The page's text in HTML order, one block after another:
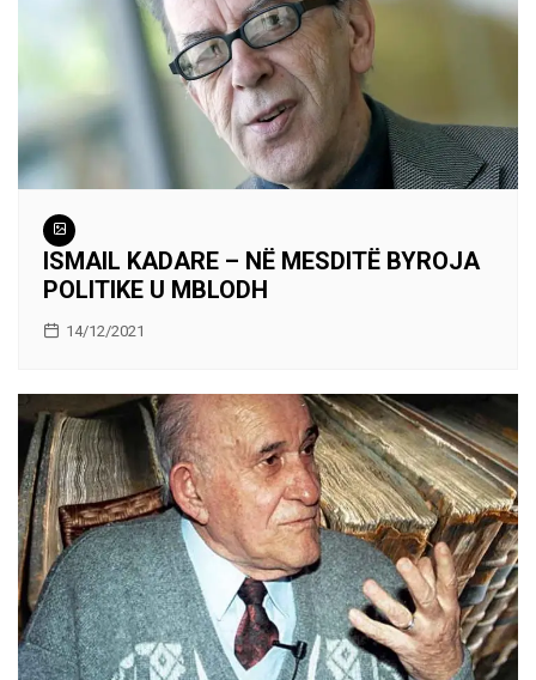
ISMAIL KADARE – NË MESDITË BYROJA
POLITIKE U MBLODH
14/12/2021